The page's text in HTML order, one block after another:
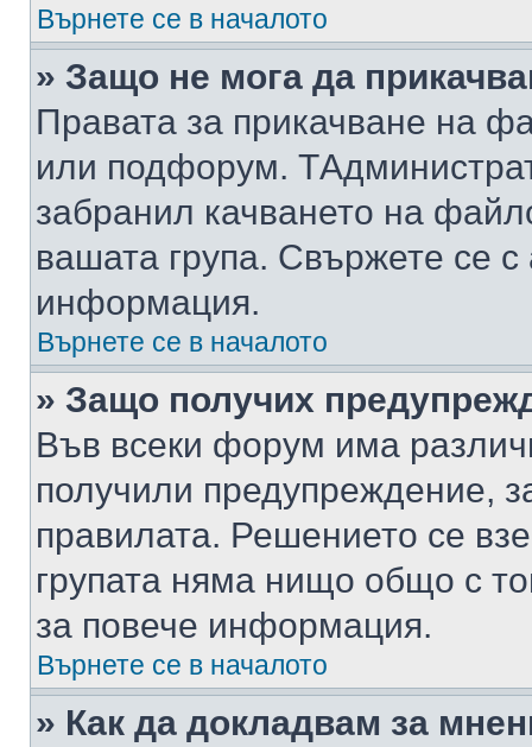
Върнете се в началото
» Защо не мога да
Правата за прикачване на
или подфорум.
забранил качването на
вашата група. Свържете се
информация.
Върнете се в началото
» Защо получих
Във всеки форум има
получили предупреждение,
правилата. Решението се
групата няма нищо общо с
за повече информация.
Върнете се в началото
» Как да докладвам за